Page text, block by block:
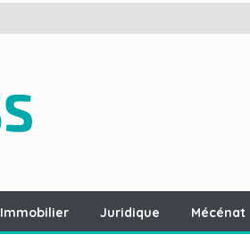
Immobilier Juridique Mécénat